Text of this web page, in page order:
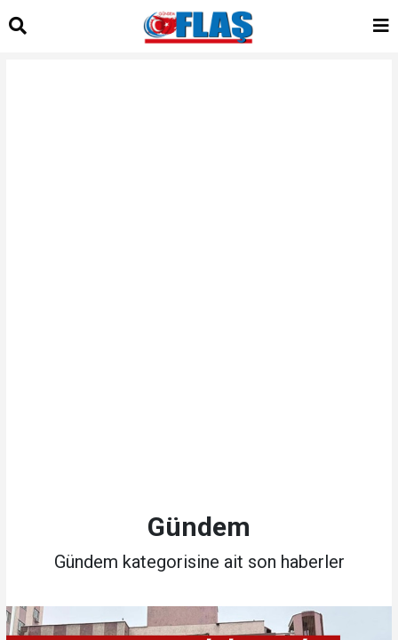
Gündem
Gündem kategorisine ait son haberler